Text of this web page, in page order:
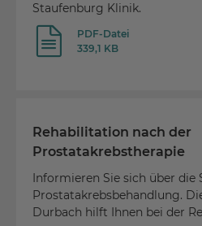
PDF-Datei
339,1 KB
Staufenburg Klinik.
Rehabilitation nach der
Prostatakrebstherapie
Informieren Sie sich über die
Prostatakrebsbehandlung.
Durbach hilft Ihnen bei der